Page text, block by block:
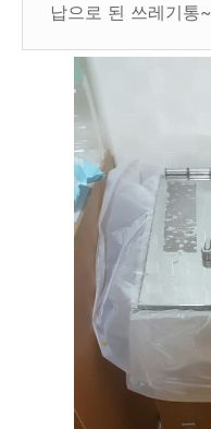
납으로 된 쓰레기통~